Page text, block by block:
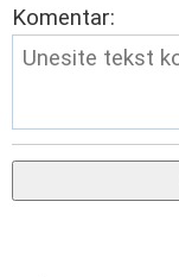
Komentar: